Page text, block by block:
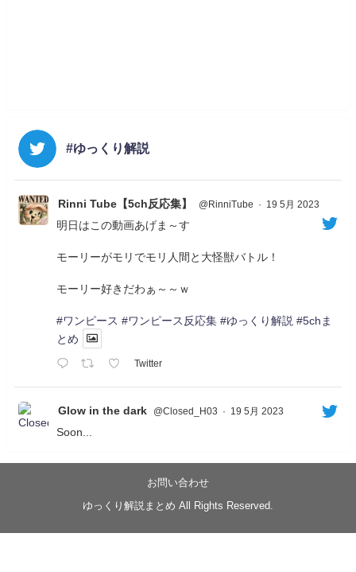
#ゆっくり解説
Rinni Tube【5ch反応集】 @RinniTube · 19 5月 2023
明日はこの動画あげま～す
モーリーがモリでモリ人間と大怪獣バトル！
モーリー好きだわぁ～～ｗ
#ワンピース #ワンピース反応集 #ゆっくり解説 #5chま
とめ
Twitter
Glow in the dark @Closed_H03 · 19 5月 2023
Soon...
【忍】ゆっくり季節性ドネート2021初夏22･23春/異世
界ファンタジー回解説【殺】～トリダ編
https://www.nicovideo.jp/watch/sm42161719
お問い合わせ
ゆっくり解説まとめ All Rights Reserved.